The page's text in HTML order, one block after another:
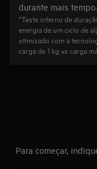
durante mais tempo.
*Teste interno de
energia de um ciclo de
otimizado com a
carga de 1 kg vs carga
Para começar,